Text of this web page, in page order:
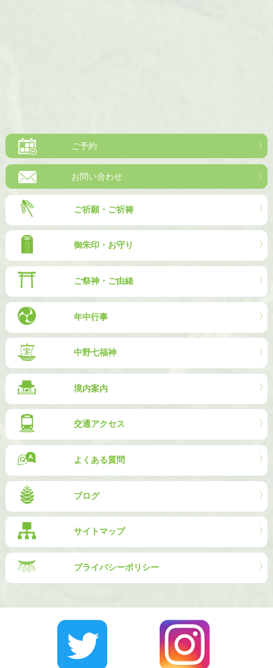
ご予約
お問い合わせ
ご祈願・ご祈祷
御朱印・お守り
ご祭神・ご由緒
年中行事
中野七福神
境内案内
交通アクセス
よくある質問
ブログ
サイトマップ
プライバシーポリシー